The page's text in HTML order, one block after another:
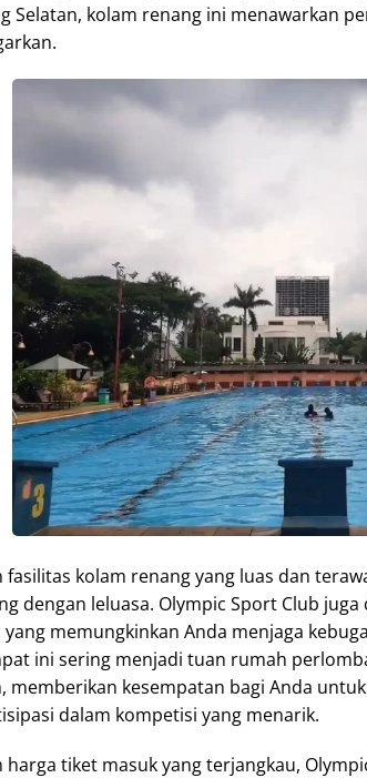
Selatan, kolam renang ini menawarkan
fasilitas kolam renang yang luas dan
dengan leluasa. Olympic Sport Club
memungkinkan Anda menjaga
ini sering menjadi tuan rumah
memberikan kesempatan bagi Anda
dalam kompetisi yang menarik.
harga tiket masuk yang terjangkau,